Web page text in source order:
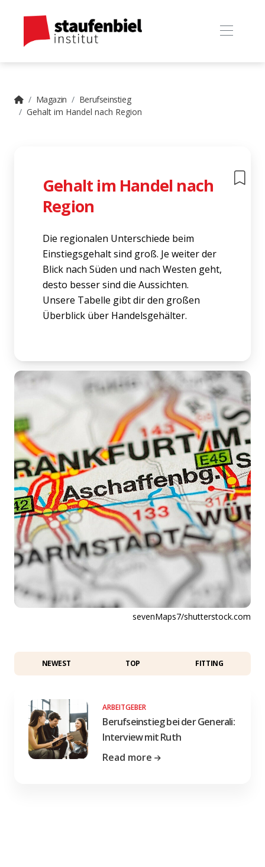
Magazin
Berufseinstieg
Gehalt im Handel nach Region
Gehalt im Handel nach
Region
Die regionalen Unterschiede beim
Einstiegsgehalt sind groß. Je weiter der
Blick nach Süden und nach Westen geht,
desto besser sind die Aussichten.
Unsere Tabelle gibt dir den großen
Überblick über Handelsgehälter.
sevenMaps7/shutterstock.com
NEWEST TOP FITTING
ARBEITGEBER
Berufseinstieg bei der Generali:
Interview mit Ruth
Read more